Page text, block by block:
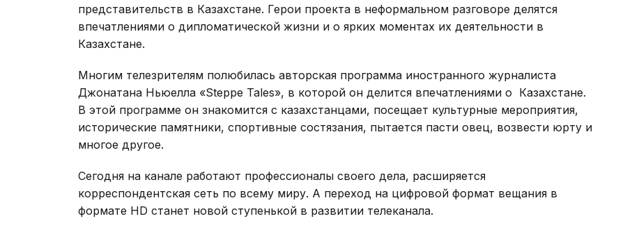
представительств в Казахстане. Герои проекта в неформальном разговоре делятся
впечатлениями о дипломатической жизни и о ярких моментах их деятельности в
Казахстане.
Многим телезрителям полюбилась авторская программа иностранного журналиста
Джонатана Ньюелла «Steppe Tales», в которой он делится впечатлениями о Казахстане.
В этой программе он знакомится с казахстанцами, посещает культурные мероприятия,
исторические памятники, спортивные состязания, пытается пасти овец, возвести юрту и
многое другое.
Сегодня на канале работают профессионалы своего дела, расширяется
корреспондентская сеть по всему миру. А переход на цифровой формат вещания в
формате HD станет новой ступенькой в развитии телеканала.